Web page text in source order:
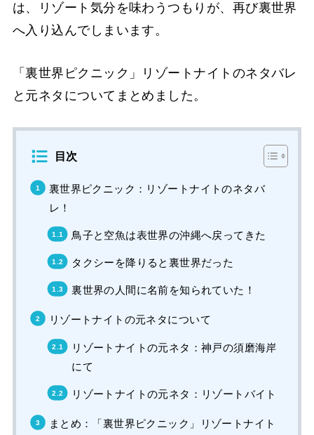
は、リゾート気分を味わうつもりが、再び裏世界
へ入り込んでしまいます。
「裏世界ピクニック」リゾートナイトのネタバレ
と元ネタについてまとめました。
目次
裏世界ピクニック：リゾートナイトのネタバ
レ！
鳥子と空魚は表世界の沖縄へ戻ってきた
タクシーを降りると裏世界だった
裏世界の人間に名前を知られていた！
リゾートナイトの元ネタについて
リゾートナイトの元ネタ：神戸の須磨海岸
にて
リゾートナイトの元ネタ：リゾートバイト
まとめ：「裏世界ピクニック」リゾートナイト